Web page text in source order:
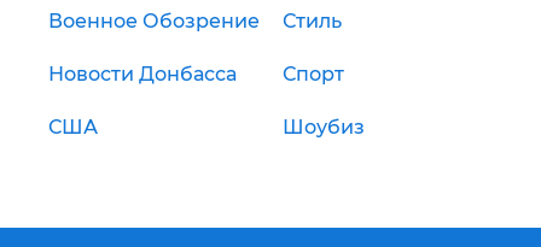
Военное Обозрение Стиль
Новости Донбасса Спорт
США Шоубиз